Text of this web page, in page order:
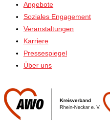
Angebote
Soziales Engagement
Veranstaltungen
Karriere
Pressespiegel
Über uns